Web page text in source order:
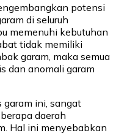
potensi
di seluruh
memenuhi kebutuhan
tidak memiliki
garam, maka semua
dan anomali garam
garam ini, sangat
daerah
Hal ini menyebabkan